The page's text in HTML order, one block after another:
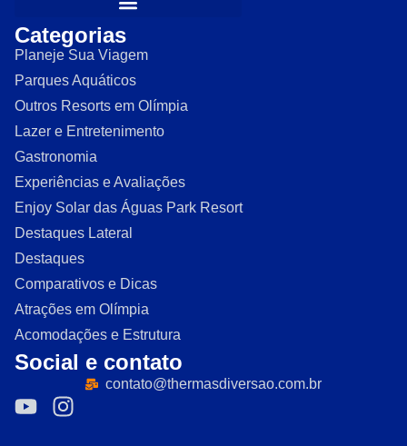
Categorias
Planeje Sua Viagem
Parques Aquáticos
Outros Resorts em Olímpia
Lazer e Entretenimento
Gastronomia
Experiências e Avaliações
Enjoy Solar das Águas Park Resort
Destaques Lateral
Destaques
Comparativos e Dicas
Atrações em Olímpia
Acomodações e Estrutura
Social e contato
contato@thermasdiversao.com.br